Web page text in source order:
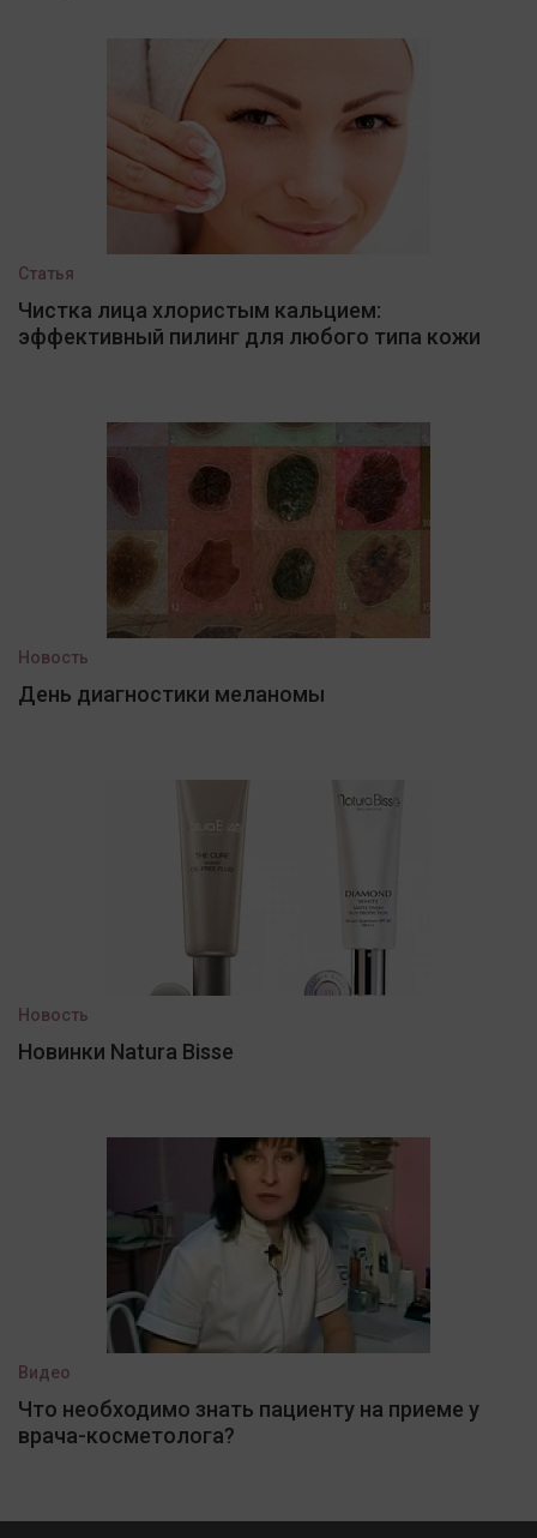
Статья
Чистка лица хлористым кальцием:
эффективный пилинг для любого типа кожи
Новость
День диагностики меланомы
Новость
Новинки Natura Bisse
Видео
Что необходимо знать пациенту на приеме у
врача-косметолога?